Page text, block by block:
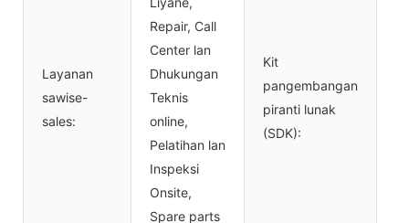
Layanan
sawise-
sales:
Repair, Call
Center lan
Dhukungan
Teknis
online,
Pelatihan lan
Inspeksi
Onsite,
Spare parts
Kit
pangembangan
piranti lunak
(SDK):